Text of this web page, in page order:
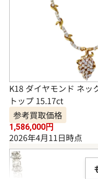
K18 ダイヤモンド ネッ
トップ 15.17ct
参考買取価格
1,586,000円
2026年4月11日時点